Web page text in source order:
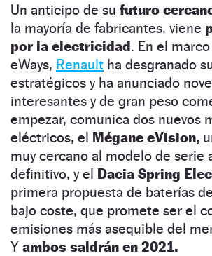
Un anticipo de su futuro
la mayoría de fabricantes, viene
por la electricidad. En el
eWays, Renault ha desgranado
estratégicos y ha anunciado
interesantes y de gran peso
empezar, comunica dos nuevos
eléctricos, el Mégane eVision,
muy cercano al modelo de serie
definitivo, y el Dacia Spring
primera propuesta de baterías
bajo coste, que promete ser el
emisiones más asequible del
Y ambos saldrán en 2021.